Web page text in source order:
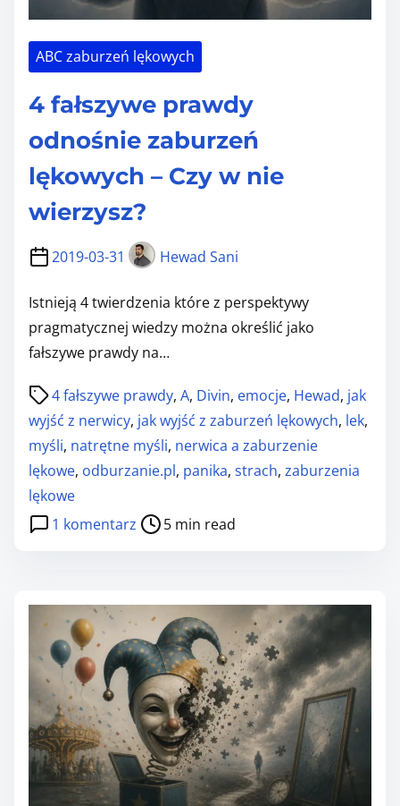
ABC zaburzeń lękowych
4 fałszywe prawdy
odnośnie zaburzeń
lękowych – Czy w nie
wierzysz?
2019-03-31 Hewad Sani
Istnieją 4 twierdzenia które z perspektywy
pragmatycznej wiedzy można określić jako
fałszywe prawdy na…
4 fałszywe prawdy, A, Divin, emocje, Hewad, jak
wyjść z nerwicy, jak wyjść z zaburzeń lękowych, lek,
myśli, natrętne myśli, nerwica a zaburzenie
lękowe, odburzanie.pl, panika, strach, zaburzenia
lękowe
1 komentarz d
ł
z
y
w
e
p
P
o
s
t
r
e
5 min read